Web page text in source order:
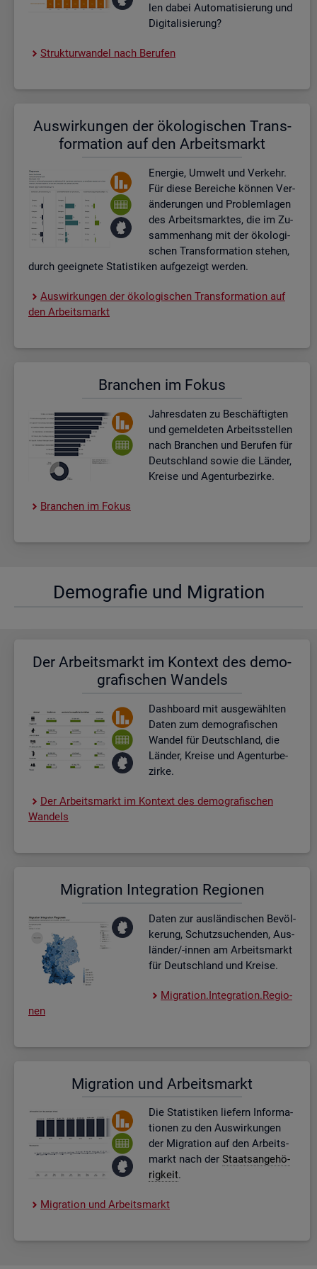
len dabei Au­to­ma­ti­sie­rung und
Di­gi­ta­li­sie­rung?
Struk­tur­wan­del nach Be­ru­fen
Aus­wir­kun­gen der öko­lo­gi­schen Trans­
for­ma­ti­on auf den Ar­beits­markt
En­er­gie, Um­welt und Ver­kehr.
Für diese Be­rei­che kön­nen Ver­
än­de­run­gen und Pro­blem­la­gen
des Ar­beits­mark­tes, die im Zu­
sam­men­hang mit der öko­lo­gi­
schen Trans­for­ma­ti­on ste­hen,
durch ge­eig­ne­te Sta­tis­ti­ken auf­ge­zeigt wer­den.
Aus­wir­kun­gen der öko­lo­gi­schen Trans­for­ma­ti­on auf
den Ar­beits­markt
Bran­chen im Fokus
Jah­res­da­ten zu Be­schäf­tig­ten
und ge­mel­de­ten Ar­beits­stel­len
nach Bran­chen und Be­ru­fen für
Deutsch­land sowie die Län­der,
Krei­se und Agen­tur­be­zir­ke.
Bran­chen im Fokus
De­mo­gra­fie und Mi­gra­ti­on
Der Ar­beits­markt im Kon­text des de­mo­
gra­fi­schen Wan­dels
Dash­board mit aus­ge­wähl­ten
Daten zum de­mo­gra­fi­schen
Wan­del für Deutsch­land, die
Län­der, Krei­se und Agen­tur­be­
zir­ke.
Der Ar­beits­markt im Kon­text des de­mo­gra­fi­schen
Wan­dels
Mi­gra­ti­on In­te­gra­ti­on Re­gio­nen
Daten zur aus­län­di­schen Be­völ­
ke­rung, Schutz­su­chen­den, Aus­
län­der/-innen am Ar­beits­markt
für Deutsch­land und Krei­se.
Mi­gra­ti­on.In­te­gra­ti­on.Re­gio­
nen
Mi­gra­ti­on und Ar­beits­markt
Die Sta­tis­ti­ken lie­fern In­for­ma­
tio­nen zu den Aus­wir­kun­gen
der Mi­gra­ti­on auf den Ar­beits­
markt nach der Staats­an­ge­hö­
rig­keit.
Mi­gra­ti­on und Ar­beits­markt